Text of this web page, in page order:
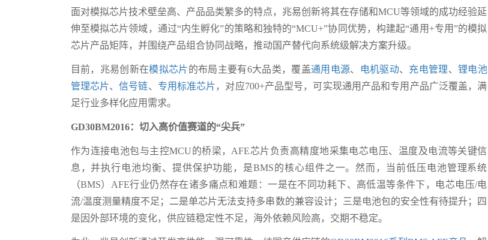
面对模拟芯片技术壁垒高、产品品类繁多的特点，兆易创新将其在存储和MCU等领域的成功经验延
伸至模拟芯片领域，通过“内生孵化”的策略和独特的“MCU+”协同优势，构建起“通用+专用”的模拟
芯片产品矩阵，并围绕产品组合协同战略，推动国产替代向系统级解决方案升级。
目前，兆易创新在模拟芯片的布局主要有6大品类，覆盖通用电源、 电机驱动、 充电管理、 锂电池
管理芯片、信号链、 专用标准芯片 ，对应700+产品型号，可实现通用产品和专用产品广泛覆盖，满
足行业多样化应用需求。
GD30BM2016：切入高价值赛道的“尖兵”
作为连接电池包与主控MCU的桥梁，AFE芯片负责高精度地采集电芯电压、温度及电流等关键信
息，并执行电池均衡、提供保护功能，是BMS的核心组件之一。然而，当前低压电池管理系统
（BMS）AFE行业仍然存在诸多痛点和难题：一是在不同功耗下、高低温等条件下，电芯电压/电
流/温度测量精度不足；二是单芯片无法支持多串数的兼容设计；三是电池包的安全性有待提升；四
是因外部环境的变化，供应链稳定性不足，海外依赖风险高，交期不稳定。